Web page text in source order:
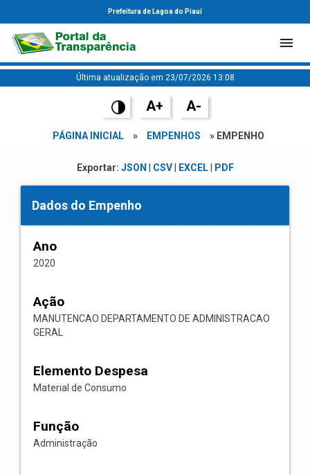
Prefeitura de Lagoa do Piauí
Última atualização em 23/07/2026 13:08
A+ A-
PÁGINA INICIAL » EMPENHOS » EMPENHO
Exportar: JSON CSV| EXCEL| PDF
Dados do Empenho
Ano
2020
Ação
MANUTENCAO DEPARTAMENTO DE ADMINISTRACAO
GERAL
Elemento Despesa
Material de Consumo
Função
Administração